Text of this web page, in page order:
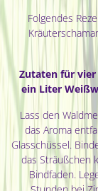
Folgendes
Zutaten für vier
ein Liter
Lass den
das Aroma
Glasschüssel.
das Sträußchen
Bindfaden.